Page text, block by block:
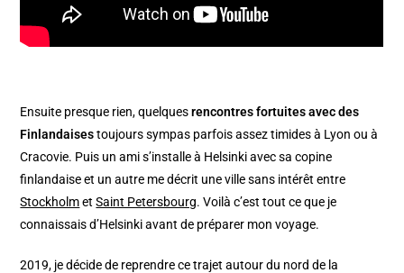
Ensuite presque rien, quelquesrencontres fortuites avec des
Finlandaisestoujours sympas parfois assez timides à Lyon ou à
Cracovie. Puis un ami s’installe à Helsinki avec sa copine
finlandaise et un autre me décrit une ville sans intérêt entre
StockholmetSaint Petersbourg. Voilà c’est tout ce que je
connaissais d’Helsinki avant de préparer mon voyage.
2019, je décide de reprendre ce trajet autour du nord de la